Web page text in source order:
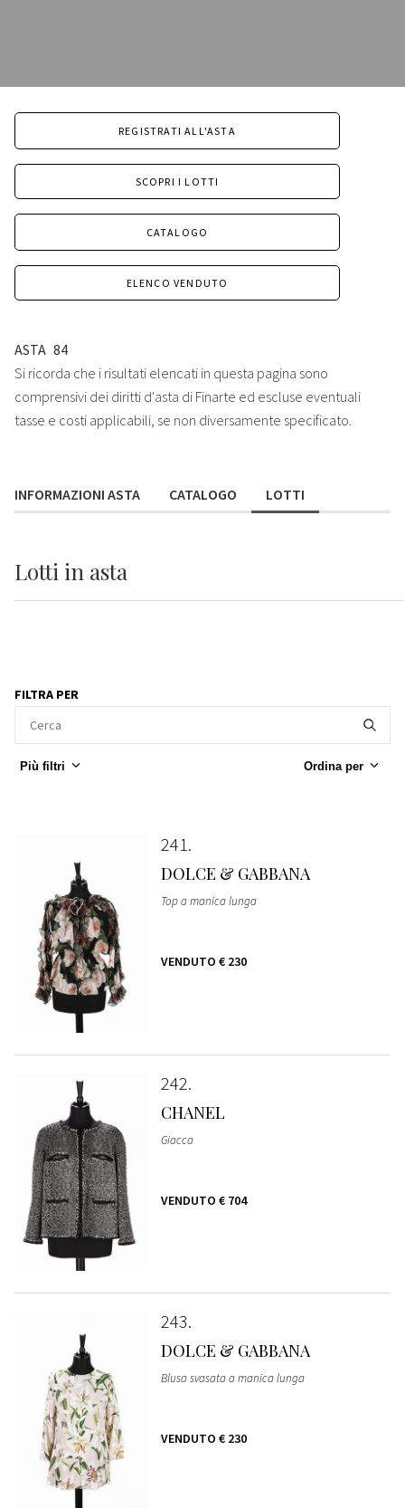
REGISTRATI ALL'ASTA
SCOPRI I LOTTI
CATALOGO
ELENCO VENDUTO
ASTA 84
Si ricorda che i risultati elencati in questa pagina sono
comprensivi dei diritti d'asta di Finarte ed escluse eventuali
tasse e costi applicabili, se non diversamente specificato.
INFORMAZIONI ASTA CATALOGO LOTTI
Lotti in asta
FILTRA PER
Più filtri Ordina per
241
DOLCE & GABBANA
Top a manica lunga
VENDUTO € 230
242
CHANEL
Giacca
VENDUTO € 704
243
DOLCE & GABBANA
Blusa svasata a manica lunga
VENDUTO € 230